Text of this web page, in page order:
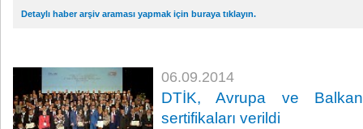
Detaylı haber arşiv araması yapmak için buraya tıklayın.
06.09.2014
DTİK, Avrupa ve
sertifikaları verildi